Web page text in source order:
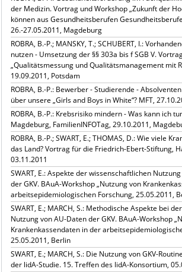
der Medizin. Vortrag und Workshop „Zukunft der
können aus Gesundheitsberufen
26.-27.05.2011, Magdeburg
ROBRA, B.-P.; MANSKY, T.; SCHUBERT, I.:
nutzen - Umsetzung der §§ 303a bis f SGB V.
„Qualitätsmessung und Qualitätsmanagement mit
19.09.2011, Potsdam
ROBRA, B.-P.: Bewerber - Studierende -
über unsere „Girls and Boys in White“? MFT,
ROBRA, B.-P.: Krebsrisiko mindern - Was kann ich
Magdeburg, FamilienINFOTag, 29.10.2011,
ROBRA, B.-P.; SWART, E.; THOMAS, D.: Wie viele
das Land? Vortrag für die Friedrich-Ebert-Stiftung,
03.11.2011
SWART, E.: Aspekte der wissenschaftlichen
der GKV. BAuA-Workshop „Nutzung von
arbeitsepidemiologischen Forschung, 25.05.2011,
SWART, E.; MARCH, S.: Methodische Aspekte bei
Nutzung von AU-Daten der GKV. BAuA-Workshop
Krankenkassendaten in der
25.05.2011, Berlin
SWART, E.; MARCH, S.: Die Nutzung von GKV-
der lidA-Studie. 15. Treffen des lidA-Konsortium,